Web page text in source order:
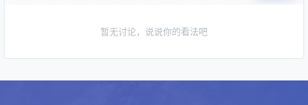
暂无讨论，说说你的看法吧